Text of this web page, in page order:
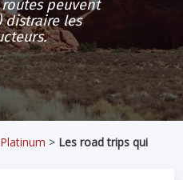
peuvent
distraire les
Platinum > Les road trips qui